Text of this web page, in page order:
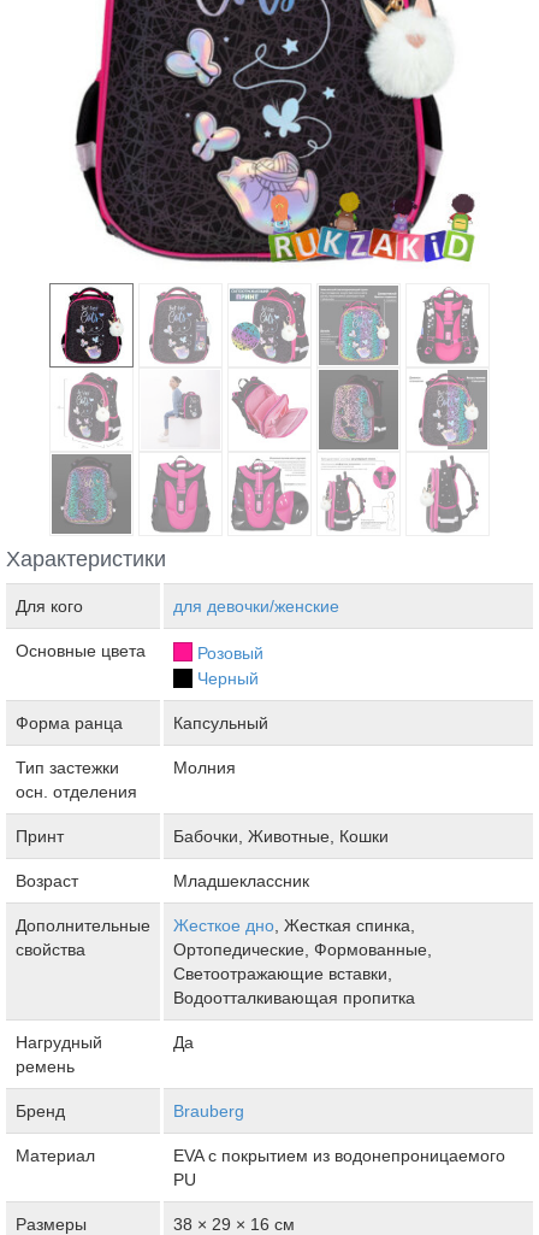
Характеристики
Для кого для девочки/женские
Основные цвета
Розовый
Черный
Форма ранца Капсульный
Тип застежки
осн. отделения
Молния
Принт Бабочки, Животные, Кошки
Возраст Младшеклассник
Дополнительные
свойства
Жесткое дно , Жесткая спинка,
Ортопедические, Формованные,
Светоотражающие вставки,
Водоотталкивающая пропитка
Нагрудный
ремень
Да
Бренд Brauberg
Материал
ЕVA с покрытием из водонепроницаемого
PU
Размеры 38 × 29 × 16 см